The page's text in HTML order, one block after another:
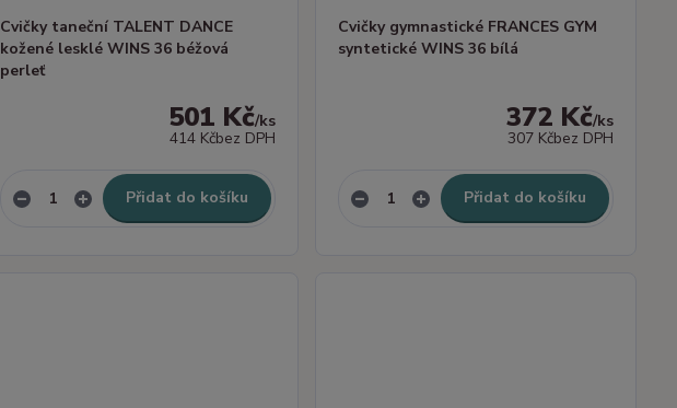
Cvičky taneční TALENT DANCE
kožené lesklé WINS 36 béžová
perleť
501 Kč/ks
414 Kčbez DPH
Přidat do košíku
Cvičky gymnastické FRANCES GYM
syntetické WINS 36 bílá
372 Kč/ks
307 Kčbez DPH
Přidat do košíku